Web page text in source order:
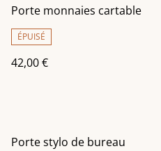
Porte monnaies cartable
ÉPUISÉ
42,00 €
Porte stylo de bureau